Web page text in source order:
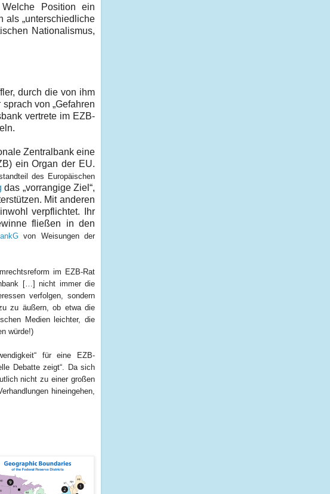
Position ein
als „unterschiedliche
Nationalismus,
durch die von ihm
von „Gefahren
vertrete im EZB-
Zentralbank eine
ein Organ der EU.
des Europäischen
das „vorrangige Ziel“,
Mit anderen
verpflichtet. Ihr
fließen in den
von Weisungen der
im EZB-Rat
[…] nicht immer die
verfolgen, sondern
zu äußern, ob etwa die
Medien leichter, die
würde!)
für eine EZB-
Debatte zeigt“.
Da sich
nicht zu einer großen
hineingehen,